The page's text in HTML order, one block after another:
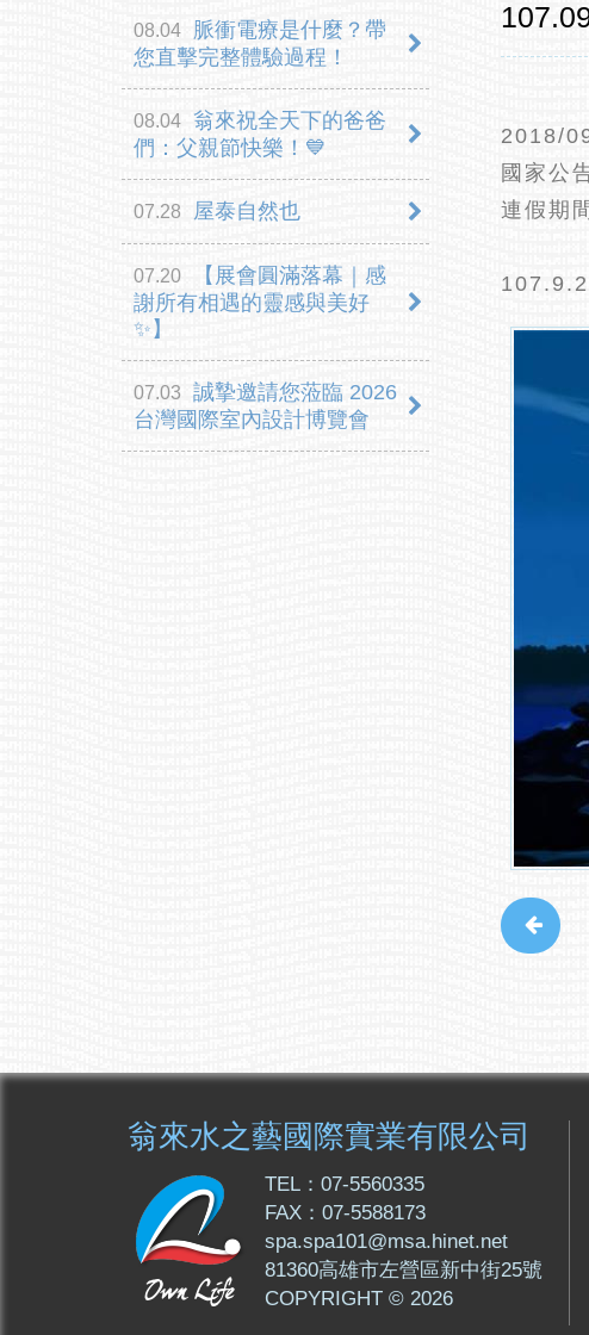
2018/
國家公
連假期
08.04
脈衝電療是什麼？帶
您直擊完整體驗過程！
08.04
翁來祝全天下的爸爸
們：父親節快樂！💙
07.28 屋泰自然也
07.20
【展會圓滿落幕｜感
謝所有相遇的靈感與美好
✨】
07.03
誠摯邀請您蒞臨 2026
台灣國際室內設計博覽會
翁來水之藝國際實業有限公司
TEL：07-5560335
FAX：07-5588173
spa.spa101@msa.hinet.net
81360高雄市左營區新中街25號
COPYRIGHT © 2026